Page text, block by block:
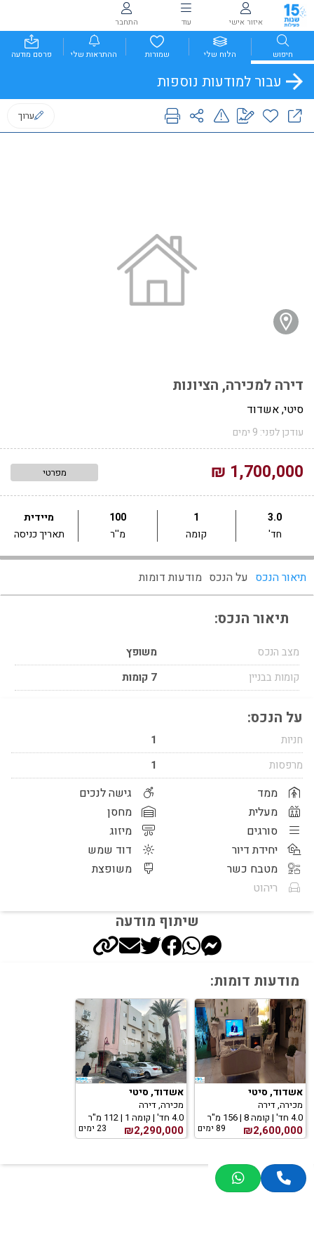
איזור אישי עוד התחבר
חיפוש הלוח שלי שמורות ההתראות שלי פרסם מודעה
עבור למודעות נוספות
ערוך
דירה למכירה, הציונות
סיטי, אשדוד
עודכן לפני: 9 ימים
1,700,000 ₪ מפרטי
3.0
חד'
1
קומה
100
מ''ר
מיידית
תאריך כניסה
תיאור הנכס על הנכס מודעות דומות
תיאור הנכס:
מצב הנכס
משופץ
קומות בבניין
7 קומות
על הנכס:
חניות
1
מרפסות
1
ממד
מעלית
סורגים
יחידת דיור
מטבח כשר
ריהוט
גישה לנכים
מחסן
מיזוג
דוד שמש
משופצת
שיתוף מודעה
מודעות דומות:
אשדוד, סיטי
מכירה, דירה
4.0 חד' | קומה 8 | 156 מ"ר
₪2,600,000 89 ימים
אשדוד, סיטי
מכירה, דירה
4.0 חד' | קומה 1 | 112 מ"ר
₪2,290,000 23 ימים